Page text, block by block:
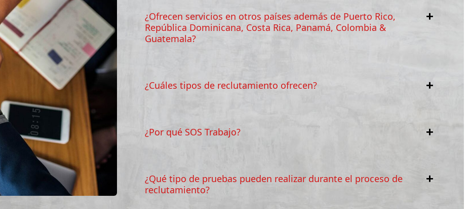
¿Ofrecen servicios en otros países además de Puerto Rico,
República Dominicana, Costa Rica, Panamá, Colombia &
Guatemala?
¿Cuáles tipos de reclutamiento ofrecen?
¿Por qué SOS Trabajo?
¿Qué tipo de pruebas pueden realizar durante el proceso de
reclutamiento?